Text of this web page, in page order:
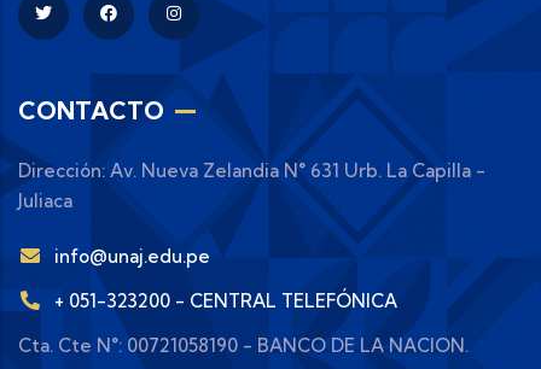
CONTACTO
Dirección: Av. Nueva Zelandia N° 631 Urb. La Capilla -
Juliaca
info@unaj.edu.pe
+ 051-323200 - CENTRAL TELEFÓNICA
Cta. Cte N°: 00721058190 - BANCO DE LA NACION.